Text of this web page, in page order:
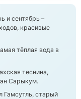
и сентябрь –
красивые
тёплая вода в
теснина,
Сарыкум.
Гамсутль, старый